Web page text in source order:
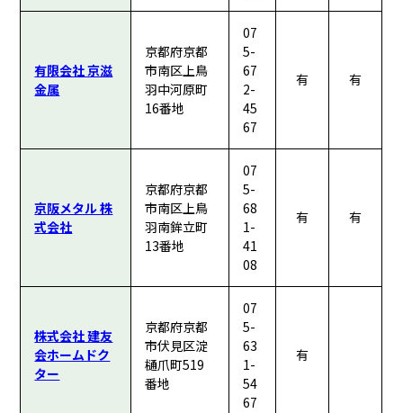
有限会社 京滋
金属
京都府京都
市南区上鳥
羽中河原町
16番地
07
5-
67
2-
45
67
有 有
京阪メタル 株
式会社
京都府京都
市南区上鳥
羽南鉾立町
13番地
07
5-
68
1-
41
08
有 有
株式会社 建友
会ホームドク
ター
京都府京都
市伏見区淀
樋爪町519
番地
07
5-
63
1-
54
67
有